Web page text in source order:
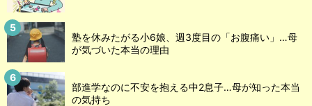
塾を休みたがる小6娘、週3度目の「お腹痛い」…母
が気づいた本当の理由
部進学なのに不安を抱える中2息子…母が知った本当
の気持ち